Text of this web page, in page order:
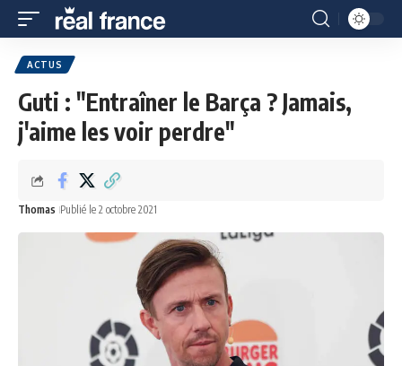
ACTUS
Guti : "Entraîner le Barça ? Jamais,
j'aime les voir perdre"
Thomas Publié le 2 octobre 2021